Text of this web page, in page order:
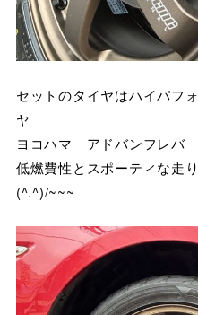
セットのタイヤはハイパフ
ヤ
ヨコハマ アドバンフレバ
低燃費性とスポーティな走
(^.^)/~~~